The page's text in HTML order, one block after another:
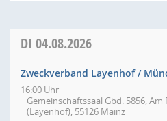
DI 04.08.2026
Zweckverband Layenhof /
16:00 Uhr
Gemeinschaftssaal Gbd. 5856,
(Layenhof), 55126 Mainz